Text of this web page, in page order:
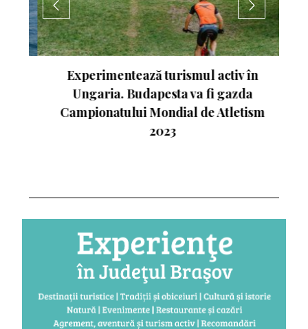
Experimentează turismul activ în
Ungaria. Budapesta va fi gazda
Campionatului Mondial de Atletism
2023